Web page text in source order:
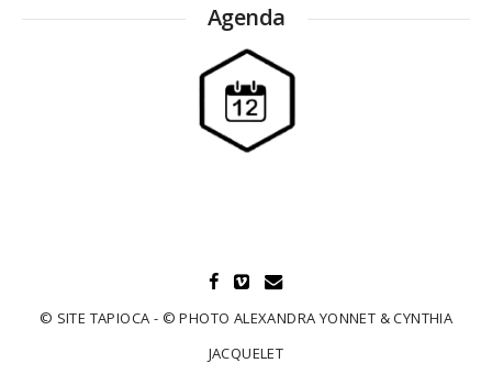
Agenda
© SITE TAPIOCA - © PHOTO ALEXANDRA YONNET & CYNTHIA
JACQUELET